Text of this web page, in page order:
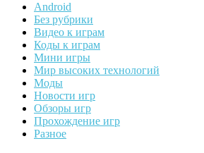
Android
Без рубрики
Видео к играм
Коды к играм
Мини игры
Мир высоких технологий
Моды
Новости игр
Обзоры игр
Прохождение игр
Разное